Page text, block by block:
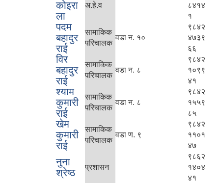
कोइरा
ला
अ.हे.व
८४१४
१
पदम
बहादुर
राई
सामाकिक
परिचालक
वडा न. १०
९८४२
४७३९
६६
विर
बहादुर
राई
सामाकिक
परिचालक
वडा न. ८
९८४२
१०९९
४१
श्याम
कुमारी
राई
सामाकिक
परिचालक
वडा न. ८
९८४२
१५५९
८५
खेम
कुमारी
राई
सामाकिक
परिचालक
वडा ण. ९
९८४२
११०१
४७
नुना
श्रेष्ठ
प्रशासन
९८६२
१४०४
४१